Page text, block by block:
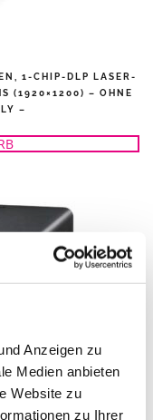
Anzeigen zu
Medien anbieten
Website zu
zu Ihrer
1-CHIP-DLP LASER-
(1920×1200) – OHNE
–
OHNE OBJEKTIV-